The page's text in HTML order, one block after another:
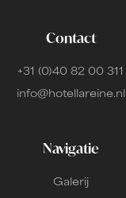
Contact
+31 (0)40 82 00 311
info@hotellareine.nl
Navigatie
Galerij